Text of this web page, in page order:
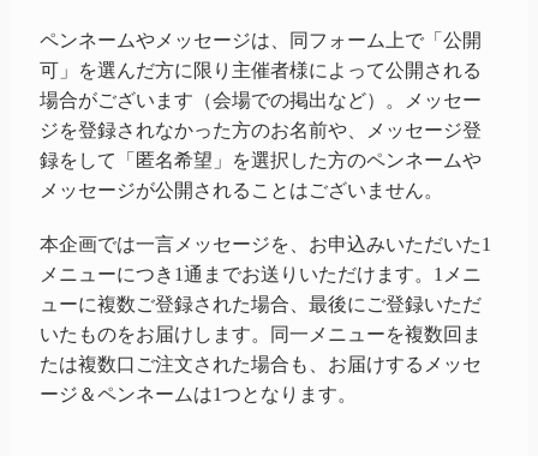
ペンネームやメッセージは、同フォーム上で「公開
可」を選んだ方に限り主催者様によって公開される
場合がございます（会場での掲出など）。メッセー
ジを登録されなかった方のお名前や、メッセージ登
録をして「匿名希望」を選択した方のペンネームや
メッセージが公開されることはございません。
本企画では一言メッセージを、お申込みいただいた1
メニューにつき1通までお送りいただけます。1メニ
ューに複数ご登録された場合、最後にご登録いただ
いたものをお届けします。同一メニューを複数回ま
たは複数口ご注文された場合も、お届けするメッセ
ージ＆ペンネームは1つとなります。